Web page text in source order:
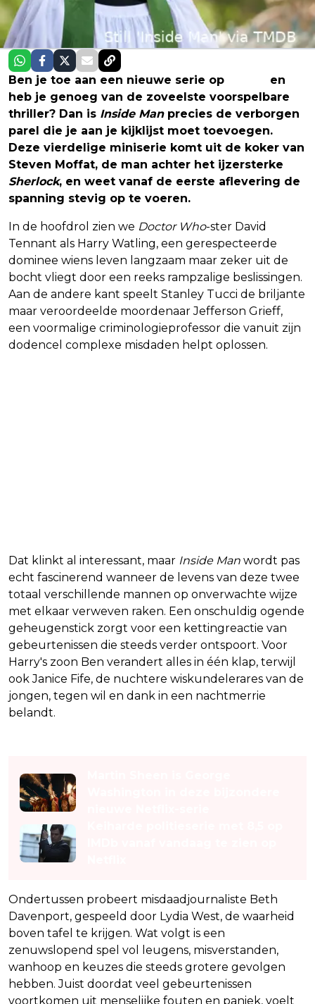
Ben je toe aan een nieuwe serie op
en
heb je genoeg van de zoveelste voorspelbare
thriller? Dan is Inside Manprecies de verborgen
parel die je aan je kijklijst moet toevoegen.
Deze vierdelige miniserie komt uit de koker van
Steven Moffat, de man achter het ijzersterke
Sherlock, en weet vanaf de eerste aflevering de
spanning stevig op te voeren.
In de hoofdrol zien we Doctor Who-ster David
Tennant als Harry Watling, een gerespecteerde
dominee wiens leven langzaam maar zeker uit de
bocht vliegt door een reeks rampzalige beslissingen.
Aan de andere kant speelt Stanley Tucci de briljante
maar veroordeelde moordenaar Jefferson Grieff,
een voormalige criminologieprofessor die vanuit zijn
dodencel complexe misdaden helpt oplossen.
Dat klinkt al interessant, maar Inside Man wordt pas
echt fascinerend wanneer de levens van deze twee
totaal verschillende mannen op onverwachte wijze
met elkaar verweven raken. Een onschuldig ogende
geheugenstick zorgt voor een kettingreactie van
gebeurtenissen die steeds verder ontspoort. Voor
Harry's zoon Ben verandert alles in één klap, terwijl
ook Janice Fife, de nuchtere wiskundelerares van de
jongen, tegen wil en dank in een nachtmerrie
belandt.
Ondertussen probeert misdaadjournaliste Beth
Davenport, gespeeld door Lydia West, de waarheid
boven tafel te krijgen. Wat volgt is een
zenuwslopend spel vol leugens, misverstanden,
wanhoop en keuzes die steeds grotere gevolgen
hebben. Juist doordat veel gebeurtenissen
voortkomen uit menselijke fouten en paniek, voelt